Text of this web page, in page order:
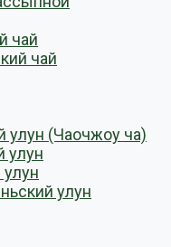
чай
чай
улун (Чаочжоу ча)
улун
улун